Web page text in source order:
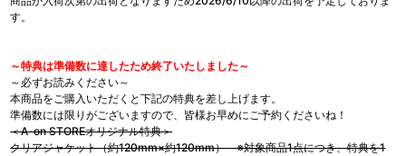
す。
～特典は準備数に達したため終了いたしました～
～必ずお読みください～
本商品をご購入いただくと下記の特典を差し上げます。
準備数には限りがございますので、皆様お早めにご予約くださいね！
＜A-on STOREオリジナル特典＞
クリアジャケット（約120mm×約120mm） ※対象商品1点につき、特典を1